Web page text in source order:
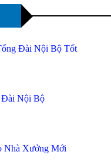
Đài Nội Bộ Tốt
Đài Nội Bộ
Nhà Xưởng Mới